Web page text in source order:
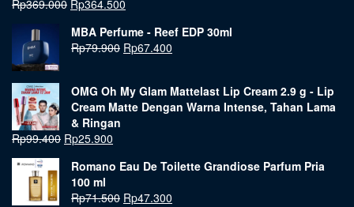
Rp369.000 Rp364.500
MBA Perfume - Reef EDP 30ml
Rp79.900 Rp67.400
OMG Oh My Glam Mattelast Lip Cream 2.9 g - Lip
Cream Matte Dengan Warna Intense, Tahan Lama
& Ringan
Rp99.400 Rp25.900
Romano Eau De Toilette Grandiose Parfum Pria
100 ml
Rp71.500 Rp47.300